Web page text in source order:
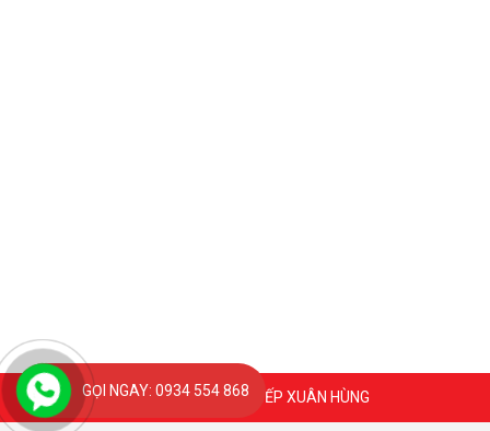
Coppyright 2020 @ BẾP XUÂN HÙNG
GỌI NGAY: 0934 554 868